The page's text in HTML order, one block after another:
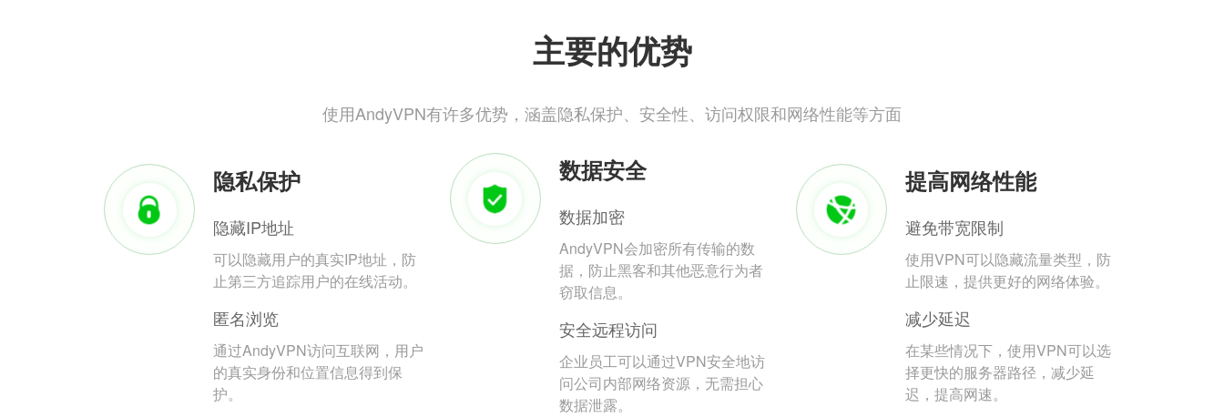
主要的优势
使用AndyVPN有许多优势，涵盖隐私保护、安全性、访问权限和网络性能等方面
隐私保护
隐藏IP地址
可以隐藏用户的真实IP地址，防
止第三方追踪用户的在线活动。
匿名浏览
通过AndyVPN访问互联网，用户
的真实身份和位置信息得到保
护。
数据安全
数据加密
AndyVPN会加密所有传输的数
据，防止黑客和其他恶意行为者
窃取信息。
安全远程访问
企业员工可以通过VPN安全地访
问公司内部网络资源，无需担心
数据泄露。
提高网络性能
避免带宽限制
使用VPN可以隐藏流量类型，防
止限速，提供更好的网络体验。
减少延迟
在某些情况下，使用VPN可以选
择更快的服务器路径，减少延
迟，提高网速。